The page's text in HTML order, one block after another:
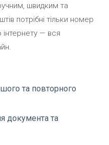
швидким та
потрібні тільки номер
інтернету — вся
та повторного
документа та